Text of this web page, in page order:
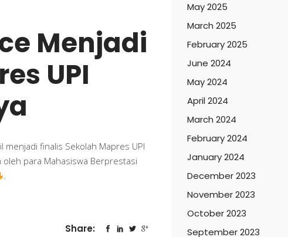
Menjadi
UPI
menjadi finalis Sekolah Mapres UPI
oleh para Mahasiswa Berprestasi
.
Share:
May 2025
March 2025
February 2025
June 2024
May 2024
April 2024
March 2024
February 2024
January 2024
December 2023
November 2023
October 2023
September 2023